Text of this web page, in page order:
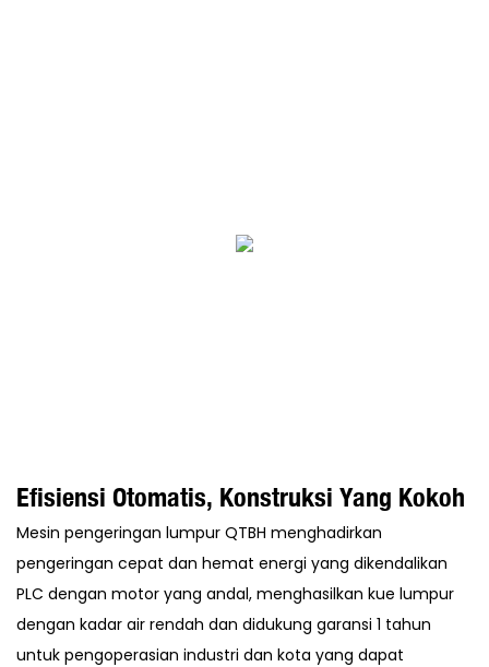
Efisiensi Otomatis, Konstruksi Yang Kokoh
Mesin pengeringan lumpur QTBH menghadirkan
pengeringan cepat dan hemat energi yang dikendalikan
PLC dengan motor yang andal, menghasilkan kue lumpur
dengan kadar air rendah dan didukung garansi 1 tahun
untuk pengoperasian industri dan kota yang dapat